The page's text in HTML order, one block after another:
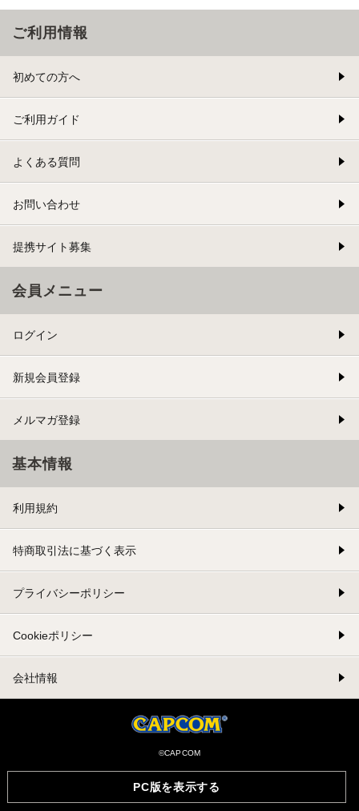
PC版を表示する
ご利用情報
初めての方へ
ご利用ガイド
よくある質問
お問い合わせ
提携サイト募集
会員メニュー
ログイン
新規会員登録
メルマガ登録
基本情報
利用規約
特商取引法に基づく表示
プライバシーポリシー
Cookieポリシー
会社情報
©CAPCOM